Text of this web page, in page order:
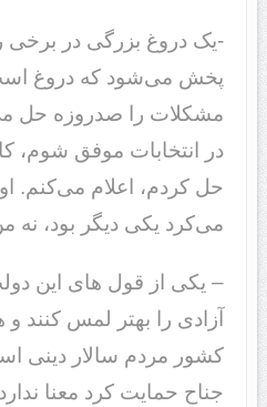
-یک دروغ بزرگی در برخی
پخش می‌شود که دروغ
مشکلات را صدروزه حل
در انتخابات موفق شوم،
حل کردم، اعلام می‌کنم.
می‌کرد یکی دیگر بود، نه
– یکی از قول های این
آزادی را بهتر لمس کنند و
کشور مردم سالار دینی
جناح حمایت کرد معنا